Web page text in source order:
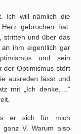
Ich will nämlich die
gebrochen hat.
stritten und über das
ihm eigentlich gar
und sein
der Optimismus stört
ausreden lässt und
mit „Ich denke,…“
er sich für mich
V. Warum also